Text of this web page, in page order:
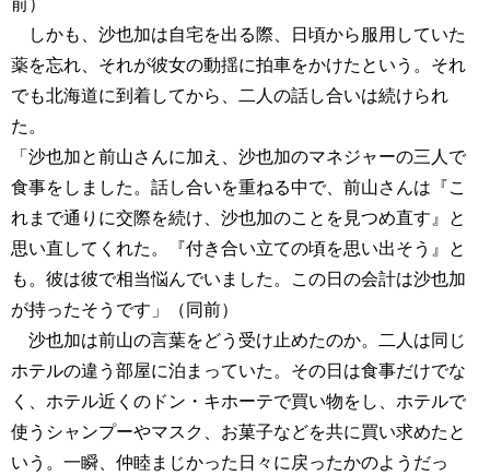
しかも、沙也加は自宅を出る際、日頃から服用していた
薬を忘れ、それが彼女の動揺に拍車をかけたという。それ
でも北海道に到着してから、二人の話し合いは続けられ
た。
「沙也加と前山さんに加え、沙也加のマネジャーの三人で
食事をしました。話し合いを重ねる中で、前山さんは『こ
れまで通りに交際を続け、沙也加のことを見つめ直す』と
思い直してくれた。『付き合い立ての頃を思い出そう』と
も。彼は彼で相当悩んでいました。この日の会計は沙也加
が持ったそうです」（同前）
沙也加は前山の言葉をどう受け止めたのか。二人は同じ
ホテルの違う部屋に泊まっていた。その日は食事だけでな
く、ホテル近くのドン・キホーテで買い物をし、ホテルで
使うシャンプーやマスク、お菓子などを共に買い求めたと
いう。一瞬、仲睦まじかった日々に戻ったかのようだっ